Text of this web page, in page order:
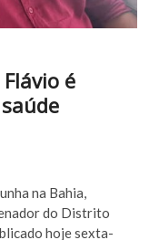
Flávio é
na Bahia,
do Distrito
hoje sexta-